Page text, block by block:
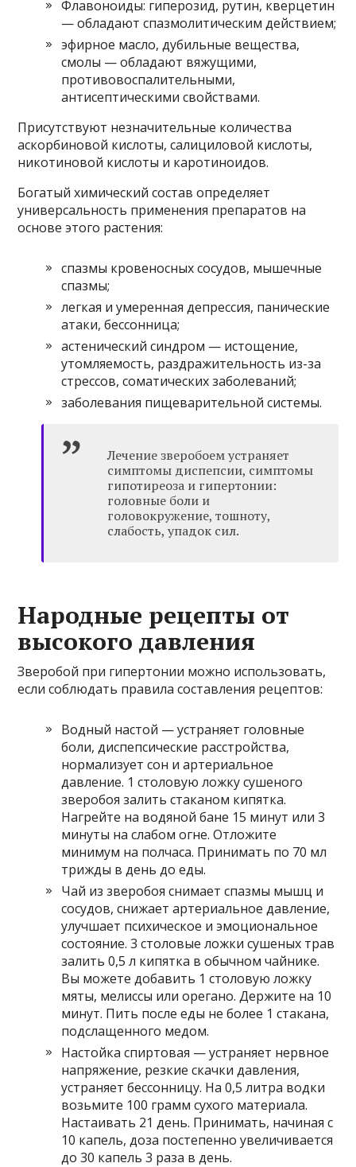
Флавоноиды: гиперозид, рутин, кверцетин
— обладают спазмолитическим действием;
эфирное масло, дубильные вещества,
смолы — обладают вяжущими,
противовоспалительными,
антисептическими свойствами.
Присутствуют незначительные количества
аскорбиновой кислоты, салициловой кислоты,
никотиновой кислоты и каротиноидов.
Богатый химический состав определяет
универсальность применения препаратов на
основе этого растения:
спазмы кровеносных сосудов, мышечные
спазмы;
легкая и умеренная депрессия, панические
атаки, бессонница;
астенический синдром — истощение,
утомляемость, раздражительность из-за
стрессов, соматических заболеваний;
заболевания пищеварительной системы.
Лечение зверобоем устраняет
симптомы диспепсии, симптомы
гипотиреоза и гипертонии:
головные боли и
головокружение, тошноту,
слабость, упадок сил.
Народные рецепты от
высокого давления
Зверобой при гипертонии можно использовать,
если соблюдать правила составления рецептов:
Водный настой — устраняет головные
боли, диспепсические расстройства,
нормализует сон и артериальное
давление. 1 столовую ложку сушеного
зверобоя залить стаканом кипятка.
Нагрейте на водяной бане 15 минут или 3
минуты на слабом огне. Отложите
минимум на полчаса. Принимать по 70 мл
трижды в день до еды.
Чай из зверобоя снимает спазмы мышц и
сосудов, снижает артериальное давление,
улучшает психическое и эмоциональное
состояние. 3 столовые ложки сушеных трав
залить 0,5 л кипятка в обычном чайнике.
Вы можете добавить 1 столовую ложку
мяты, мелиссы или орегано. Держите на 10
минут. Пить после еды не более 1 стакана,
подслащенного медом.
Настойка спиртовая — устраняет нервное
напряжение, резкие скачки давления,
устраняет бессонницу. На 0,5 литра водки
возьмите 100 грамм сухого материала.
Настаивать 21 день. Принимать, начиная с
10 капель, доза постепенно увеличивается
до 30 капель 3 раза в день.